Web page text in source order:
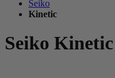
Seiko
Kinetic
Seiko